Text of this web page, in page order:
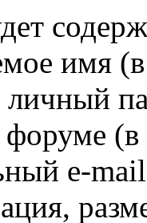
имя
личный
форуме
e-